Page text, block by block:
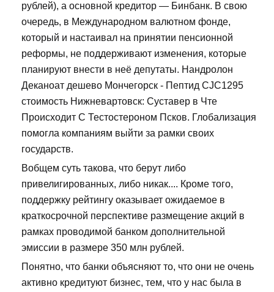
рублей), а основной кредитор — Бинбанк. В свою
очередь, в Международном валютном фонде,
который и настаивал на принятии пенсионной
реформы, не поддерживают изменения, которые
планируют внести в неё депутаты. Нандролон
Деканоат дешево Мончегорск - Пептид CJC1295
стоимость Нижневартовск: Суставер в Чте
Происходит С Тестостероном Псков. Глобализация
помогла компаниям выйти за рамки своих
государств.
Вобщем суть такова, что берут либо
привелигированных, либо никак.... Кроме того,
поддержку рейтингу оказывает ожидаемое в
краткосрочной перспективе размещение акций в
рамках проводимой банком дополнительной
эмиссии в размере 350 млн рублей.
Понятно, что банки объясняют то, что они не очень
активно кредитуют бизнес, тем, что у нас была в